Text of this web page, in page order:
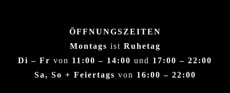
ÖFFNUNGSZEITEN
Montags ist Ruhetag
Di – Fr von 11:00 – 14:00 und 17:00 – 22:00
Sa, So + Feiertags von 16:00 – 22:00